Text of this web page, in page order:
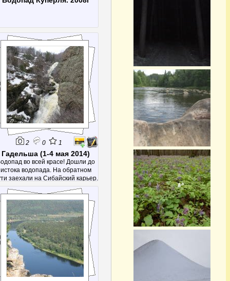
2 0 1
Гадельша (1-4 мая 2014)
во всей красе! Дошли до
истока водопада. На обратном
заехали на Сибайский карьер.